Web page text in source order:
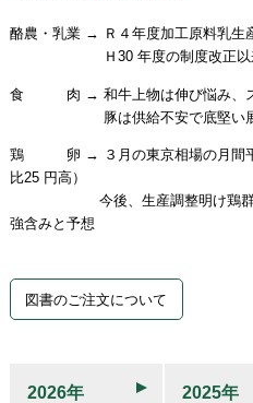
酪農・乳業 → Ｒ４年度加工原料乳生
Ｈ30 年度の制度改正以来初
食 肉 → 和牛上物は伸び悩み、ス
豚は供給不安で底堅い展開
鶏 卵 → ３月の東京相場の月間平
比25 円高）
今後、生産調整明け鶏群が回
強含みと予想
図書のご注文について
2026年 2025年